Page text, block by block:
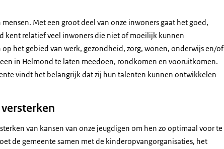
Met een groot deel van onze inwoners gaat het goed,
kent relatief veel inwoners die niet of moeilijk kunnen
het gebied van werk, gezondheid, zorg, wonen, onderwijs en/of
in Helmond te laten meedoen, rondkomen en vooruitkomen.
vindt het belangrijk dat zij hun talenten kunnen ontwikkelen
van kansen van onze jeugdigen om hen zo optimaal voor te
de gemeente samen met de kinderopvangorganisaties, het